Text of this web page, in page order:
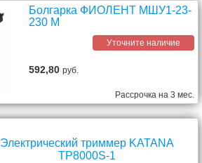
Болгарка ФИОЛЕНТ МШУ1-23-
230 М
Уточните наличие
592,80руб.
Рассрочка на 3 мес.
Электрический триммер KATANA
TP8000S-1